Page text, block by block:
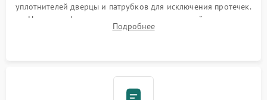
уплотнителей дверцы и патрубков для исключения протечек.
Надежная фиксация хомутов гидравлической системы,
сборка корпуса и установка датчика поплавка.
Подробнее